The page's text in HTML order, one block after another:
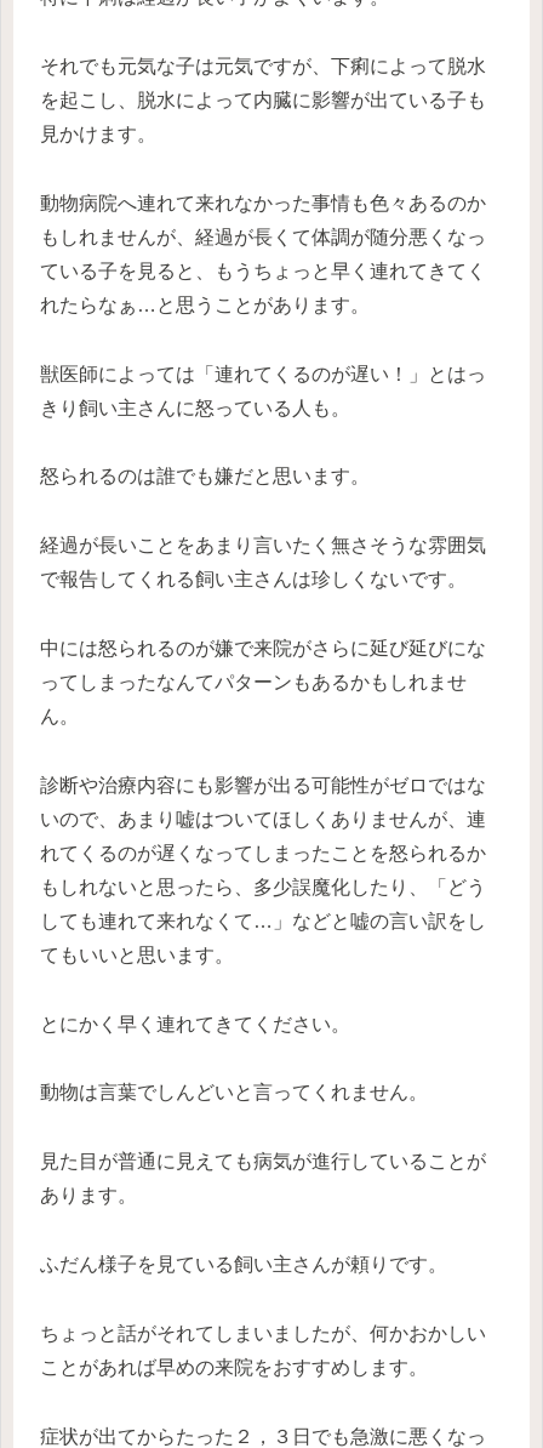
それでも元気な子は元気ですが、下痢によって脱水
を起こし、脱水によって内臓に影響が出ている子も
見かけます。
動物病院へ連れて来れなかった事情も色々あるのか
もしれませんが、経過が長くて体調が随分悪くなっ
ている子を見ると、もうちょっと早く連れてきてく
れたらなぁ…と思うことがあります。
獣医師によっては「連れてくるのが遅い！」とはっ
きり飼い主さんに怒っている人も。
怒られるのは誰でも嫌だと思います。
経過が長いことをあまり言いたく無さそうな雰囲気
で報告してくれる飼い主さんは珍しくないです。
中には怒られるのが嫌で来院がさらに延び延びにな
ってしまったなんてパターンもあるかもしれませ
ん。
診断や治療内容にも影響が出る可能性がゼロではな
いので、あまり嘘はついてほしくありませんが、連
れてくるのが遅くなってしまったことを怒られるか
もしれないと思ったら、多少誤魔化したり、「どう
しても連れて来れなくて…」などと嘘の言い訳をし
てもいいと思います。
とにかく早く連れてきてください。
動物は言葉でしんどいと言ってくれません。
見た目が普通に見えても病気が進行していることが
あります。
ふだん様子を見ている飼い主さんが頼りです。
ちょっと話がそれてしまいましたが、何かおかしい
ことがあれば早めの来院をおすすめします。
症状が出てからたった２，３日でも急激に悪くなっ